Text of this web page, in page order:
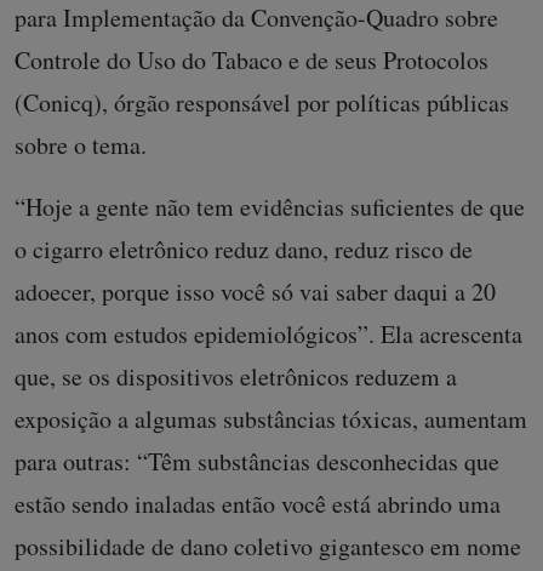
para Implementação da Convenção-Quadro sobre
Controle do Uso do Tabaco e de seus Protocolos
(Conicq), órgão responsável por políticas públicas
sobre o tema.
“Hoje a gente não tem evidências suficientes de que
o cigarro eletrônico reduz dano, reduz risco de
adoecer, porque isso você só vai saber daqui a 20
anos com estudos epidemiológicos”. Ela acrescenta
que, se os dispositivos eletrônicos reduzem a
exposição a algumas substâncias tóxicas, aumentam
para outras: “Têm substâncias desconhecidas que
estão sendo inaladas então você está abrindo uma
possibilidade de dano coletivo gigantesco em nome